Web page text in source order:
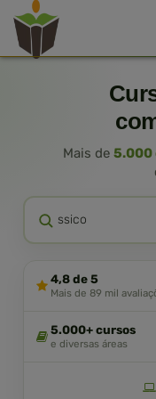
Mais de 5.000
4,8 de 5
Mais de 89 mil
5.000+ cursos
e diversas áreas